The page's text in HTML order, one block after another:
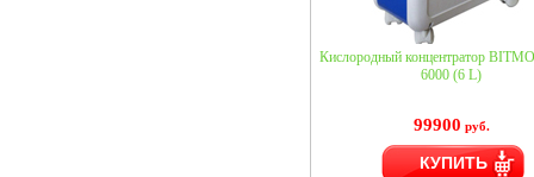
Кислородный концентратор
6000 (6 L)
99900 руб.
КУПИТЬ